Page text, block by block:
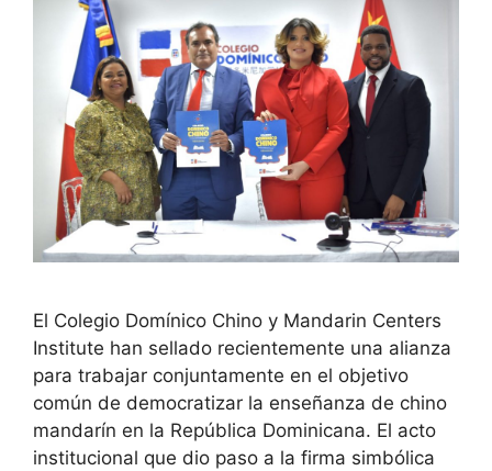
El Colegio Domínico Chino y Mandarin Centers
Institute han sellado recientemente una alianza
para trabajar conjuntamente en el objetivo
común de democratizar la enseñanza de chino
mandarín en la República Dominicana. El acto
institucional que dio paso a la firma simbólica